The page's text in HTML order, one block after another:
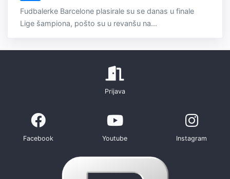
Fudbalerke Barcelone plasirale su se danas u finale
Lige šampiona, pošto su u revanšu na...
Prijava
Facebook Youtube Instagram